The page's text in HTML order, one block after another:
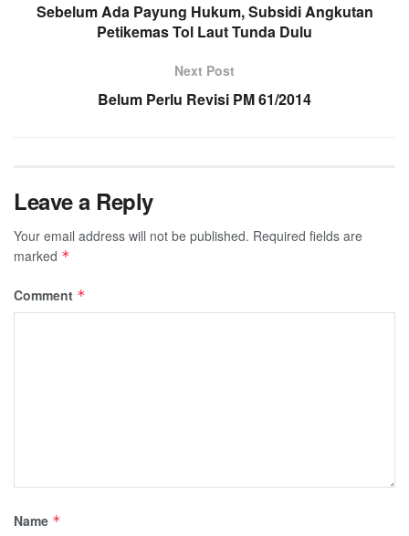
Sebelum Ada Payung Hukum, Subsidi Angkutan
Petikemas Tol Laut Tunda Dulu
Next Post
Belum Perlu Revisi PM 61/2014
Leave a Reply
Your email address will not be published. Required fields are
marked *
Comment *
Name *